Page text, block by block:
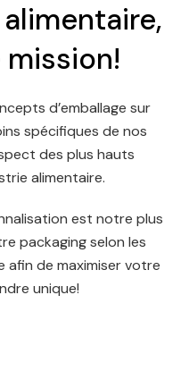
d’emballage sur
spécifiques de nos
des plus hauts
alimentaire.
est notre plus
packaging selon les
de maximiser votre
unique!